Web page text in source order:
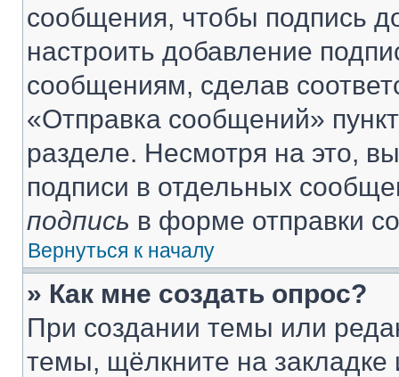
сообщения, чтобы подпись
настроить добавление
сообщениям, сделав
«Отправка сообщений»
разделе. Несмотря на это,
подписи в отдельных
подпись в форме отправки
Вернуться к началу
» Как мне создать опрос?
При создании темы или
темы, щёлкните на